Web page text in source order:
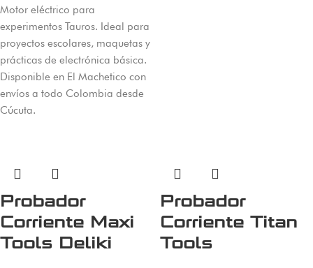
Motor eléctrico para
experimentos Tauros. Ideal para
proyectos escolares, maquetas y
prácticas de electrónica básica.
Disponible en El Machetico con
envíos a todo Colombia desde
Cúcuta.
Probador
Corriente Maxi
Tools Deliki
Probador
Corriente Titan
Tools